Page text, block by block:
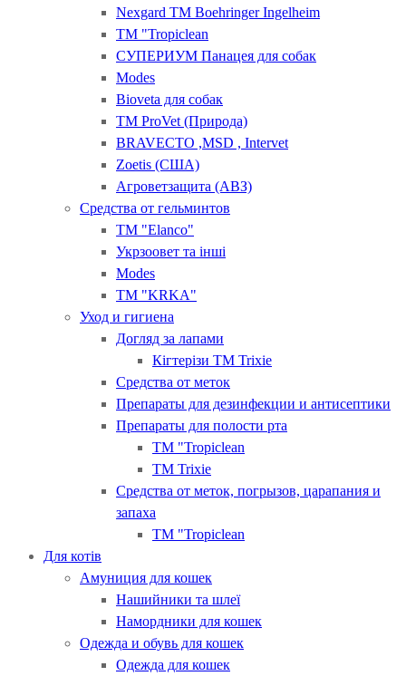
Nexgard ТМ Boehringer Ingelheim
ТМ "Tropiclean
СУПЕРИУМ Панацея для собак
Modes
Bioveta для собак
ТМ ProVet (Природа)
BRAVECTO ,MSD , Intervet
Zoetis (США)
Агроветзащита (АВЗ)
Средства от гельминтов
ТМ "Elanco"
Укрзоовет та інші
Modes
ТМ "KRKA"
Уход и гигиена
Догляд за лапами
Кігтерізи ТМ Trixie
Средства от меток
Препараты для дезинфекции и антисептики
Препараты для полости рта
ТМ "Tropiclean
ТМ Trixie
Средства от меток, погрызов, царапания и
запаха
ТМ "Tropiclean
Для котів
Амуниция для кошек
Нашийники та шлеї
Намордники для кошек
Одежда и обувь для кошек
Одежда для кошек